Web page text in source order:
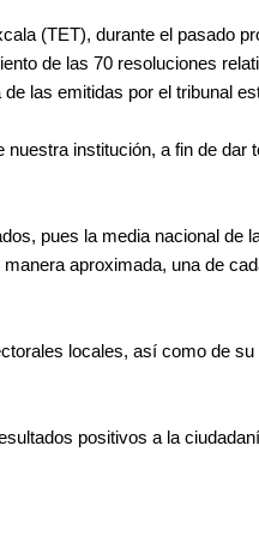
(TET), durante el pasado
de las 70 resoluciones
las emitidas por el tribunal
institución, a fin de dar
pues la media nacional de
aproximada, una de
locales, así como de
positivos a la